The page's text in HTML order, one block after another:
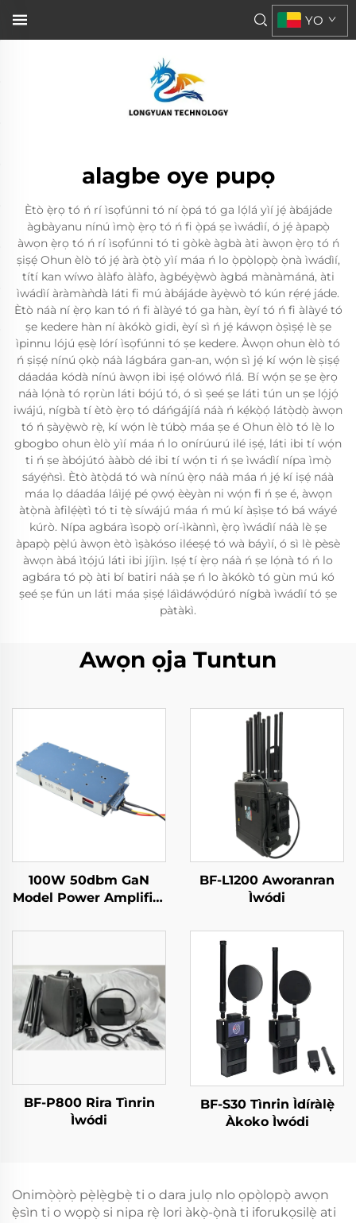
YO
alagbe oye pupọ
Ètò ẹ̀rọ tó ń rí ìsọfúnni tó ní ọ̀pá tó ga lọ́lá yìí jẹ́ àbájáde
àgbàyanu nínú ìmọ̀ ẹ̀rọ tó ń fi ọ̀pá ṣe ìwádìí, ó jẹ́ àpapọ̀
àwọn ẹ̀rọ tó ń rí ìsọfúnni tó ti gòkè àgbà àti àwọn ẹ̀rọ tó ń
ṣiṣẹ́ Ohun èlò tó jẹ́ àrà ọ̀tọ̀ yìí máa ń lo ọ̀pọ̀lọpọ̀ ọ̀nà ìwádìí,
títí kan wíwo àlàfo àlàfo, àgbéyẹ̀wò àgbá mànàmáná, àti
ìwádìí àràmàǹdà láti fi mú àbájáde àyẹ̀wò tó kún rẹ́rẹ́ jáde.
Ètò náà ní ẹ̀rọ kan tó ń fi àlàyé tó ga hàn, èyí tó ń fi àlàyé tó
ṣe kedere hàn ní àkókò gidi, èyí sì ń jẹ́ káwọn òṣìṣẹ́ lè ṣe
ìpinnu lójú ẹsẹ̀ lórí ìsọfúnni tó ṣe kedere. Àwọn ohun èlò tó
ń ṣiṣẹ́ nínú ọkọ̀ náà lágbára gan-an, wọ́n sì jẹ́ kí wọ́n lè ṣiṣẹ́
dáadáa kódà nínú àwọn ibi iṣẹ́ olówó ńlá. Bí wọ́n ṣe ṣe ẹ̀rọ
náà lọ́nà tó rọrùn láti bójú tó, ó sì ṣeé ṣe láti tún un ṣe lọ́jọ́
iwájú, nígbà tí ètò ẹ̀rọ tó dáńgájíá náà ń kẹ́kọ̀ọ́ látọ̀dọ̀ àwọn
tó ń ṣàyẹ̀wò rẹ̀, kí wọ́n lè túbọ̀ máa ṣe é Ohun èlò tó lè lo
gbogbo ohun èlò yìí máa ń lo onírúurú ilé iṣẹ́, láti ibi tí wọ́n
ti ń ṣe àbójútó ààbò dé ibi tí wọ́n ti ń ṣe ìwádìí nípa ìmọ̀
sáyẹ́ǹsì. Ètò àtọ̀dá tó wà nínú ẹ̀rọ náà máa ń jẹ́ kí iṣẹ́ náà
máa lọ dáadáa láìjẹ́ pé ọwọ́ èèyàn ni wọ́n fi ń ṣe é, àwọn
àtọ̀nà àfilẹ́ẹ̀tì tó ti tẹ̀ síwájú máa ń mú kí àṣìṣe tó bá wáyé
kúrò. Nípa agbára ìsopọ̀ orí-ìkànnì, ẹ̀rọ ìwádìí náà lè ṣe
àpapọ̀ pẹ̀lú àwọn ètò ìṣàkóso iléeṣẹ́ tó wà báyìí, ó sì lè pèsè
àwọn àbá ìtọ́jú láti ibi jíjìn. Iṣẹ́ tí ẹ̀rọ náà ń ṣe lọ́nà tó ń lo
agbára tó pọ̀ àti bí batiri náà ṣe ń lo àkókò tó gùn mú kó
ṣeé ṣe fún un láti máa ṣiṣẹ́ láìdáwọ́dúró nígbà ìwádìí tó ṣe
pàtàkì.
Awọn ọja Tuntun
100W 50dbm GaN
Model Power Amplifier
Counter Drone Module
Shields 5.2/5.8G 100W
50dbm
BF-L1200 Aworanran
Ìwódi
BF-P800 Rira Tìnrin
Ìwódi
BF-S30 Tìnrin Ìdíràlẹ̀
Àkoko Ìwódi
Onimọ̀ọ̀rọ̀ pẹ̀lẹ̀gbẹ̀ ti o dara julọ nlo ọpọ̀lọpọ̀ awọn
ẹ̀sìn ti o wọpọ̀ si nipa rẹ̀ lori àkọ̀-ọ̀nà ti iforukọsilẹ̀ ati